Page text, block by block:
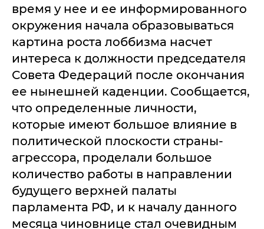
время у нее и ее информированного
окружения начала образовываться
картина роста лоббизма насчет
интереса к должности председателя
Совета Федераций после окончания
ее нынешней каденции. Сообщается,
что определенные личности,
которые имеют большое влияние в
политической плоскости страны-
агрессора, проделали большое
количество работы в направлении
будущего верхней палаты
парламента РФ, и к началу данного
месяца чиновнице стал очевидным